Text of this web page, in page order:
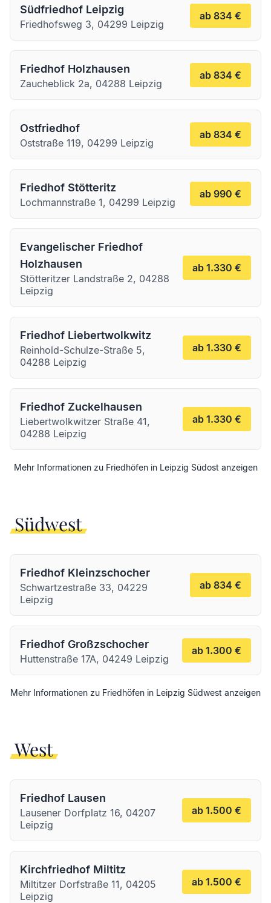
Südfriedhof Leipzig
Friedhofsweg 3, 04299 Leipzig
ab 834 €
Friedhof Holzhausen
Zaucheblick 2a, 04288 Leipzig
ab 834 €
Ostfriedhof
Oststraße 119, 04299 Leipzig
ab 834 €
Friedhof Stötteritz
Lochmannstraße 1, 04299 Leipzig
ab 990 €
Evangelischer Friedhof
Holzhausen
Stötteritzer Landstraße 2, 04288
Leipzig
ab 1.330 €
Friedhof Liebertwolkwitz
Reinhold-Schulze-Straße 5,
04288 Leipzig
ab 1.330 €
Friedhof Zuckelhausen
Liebertwolkwitzer Straße 41,
04288 Leipzig
ab 1.330 €
Mehr Informationen zu Friedhöfen in Leipzig Südost anzeigen
Südwest
Friedhof Kleinzschocher
Schwartzestraße 33, 04229
Leipzig
ab 834 €
Friedhof Großzschocher
Huttenstraße 17A, 04249 Leipzig
ab 1.300 €
Mehr Informationen zu Friedhöfen in Leipzig Südwest anzeigen
West
Friedhof Lausen
Lausener Dorfplatz 16, 04207
Leipzig
ab 1.500 €
Kirchfriedhof Miltitz
Miltitzer Dorfstraße 11, 04205
Leipzig
ab 1.500 €